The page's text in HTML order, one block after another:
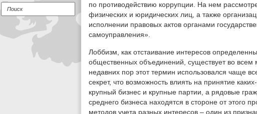
по противодействию коррупции. На нем
физических и юридических лиц, а также
исполнении правовых актов органами
самоуправления».
Лоббизм, как отстаивание интересов
общественных объединений, существует во
недавних пор этот термин использовался чаще
секрет, что возможность влиять на принятие
крупный бизнес и крупные партии, а рядовые
среднего бизнеса находятся в стороне от этого
методов учета разных интересов – один из